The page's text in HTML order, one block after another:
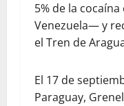
5% de la
Venezuela— y
el Tren de
El 17 de
Paraguay,